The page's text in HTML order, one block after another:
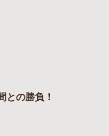
との勝負！